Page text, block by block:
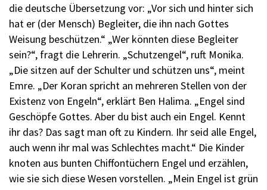
die deutsche Übersetzung vor: „Vor sich und hinter sich
hat er (der Mensch) Begleiter, die ihn nach Gottes
Weisung beschützen.“ „Wer könnten diese Begleiter
sein?“, fragt die Lehrerin. „Schutzengel“, ruft Monika.
„Die sitzen auf der Schulter und schützen uns“, meint
Emre. „Der Koran spricht an mehreren Stellen von der
Existenz von Engeln“, erklärt Ben Halima. „Engel sind
Geschöpfe Gottes. Aber du bist auch ein Engel. Kennt
ihr das? Das sagt man oft zu Kindern. Ihr seid alle Engel,
auch wenn ihr mal was Schlechtes macht.“ Die Kinder
knoten aus bunten Chiffontüchern Engel und erzählen,
wie sie sich diese Wesen vorstellen. „Mein Engel ist grün